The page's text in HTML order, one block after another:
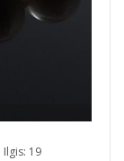
Ilgis: 19